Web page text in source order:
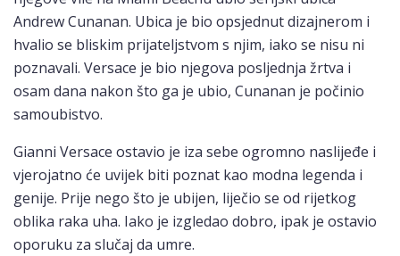
Andrew Cunanan. Ubica je bio opsjednut dizajnerom i
hvalio se bliskim prijateljstvom s njim, iako se nisu ni
poznavali. Versace je bio njegova posljednja žrtva i
osam dana nakon što ga je ubio, Cunanan je počinio
samoubistvo.
Gianni Versace ostavio je iza sebe ogromno naslijeđe i
vjerojatno će uvijek biti poznat kao modna legenda i
genije. Prije nego što je ubijen, liječio se od rijetkog
oblika raka uha. Iako je izgledao dobro, ipak je ostavio
oporuku za slučaj da umre.